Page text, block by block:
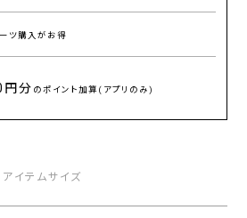
ツ購入がお得
分 のポイント加算(アプリのみ)
アイテムサイズ